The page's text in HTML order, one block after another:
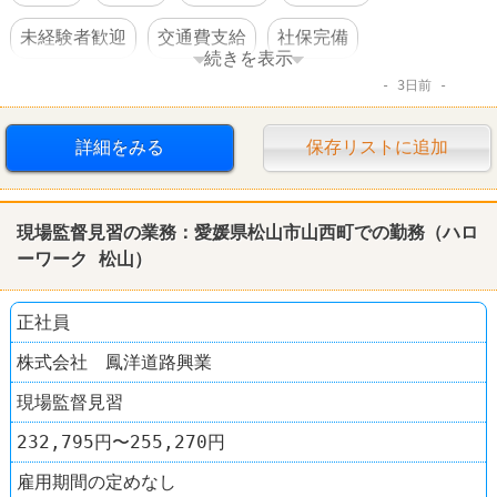
未経験者歓迎 交通費支給 社保完備
続きを表示
3日前
詳細をみる 保存リストに追加
現場監督見習の業務：愛媛県松山市山西町での勤務（ハロ
ーワーク 松山）
正社員
株式会社 鳳洋道路興業
現場監督見習
232,795円〜255,270円
雇用期間の定めなし